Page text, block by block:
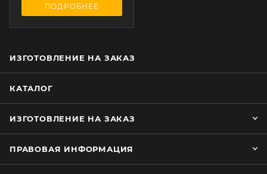
ПОДРОБНЕЕ
ИЗГОТОВЛЕНИЕ НА ЗАКАЗ
КАТАЛОГ
ИЗГОТОВЛЕНИЕ НА ЗАКАЗ
ПРАВОВАЯ ИНФОРМАЦИЯ